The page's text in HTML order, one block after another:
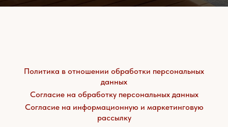
Политика в отношении обработки персональных
данных
Согласие на обработку персональных данных
Согласие на информационную и маркетинговую
рассылку